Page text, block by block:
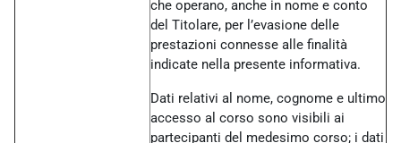
che operano, anche in nome e conto
del Titolare, per l’evasione delle
prestazioni connesse alle finalità
indicate nella presente informativa.
Dati relativi al nome, cognome e ultimo
accesso al corso sono visibili ai
partecipanti del medesimo corso; i dati